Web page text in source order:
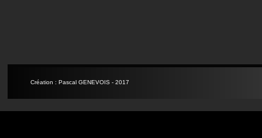
Création : Pascal GENEVOIS - 2017